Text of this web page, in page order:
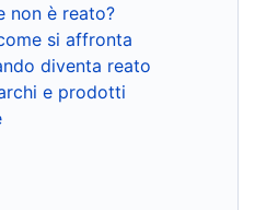
non è reato?
si affronta
diventa reato
e prodotti